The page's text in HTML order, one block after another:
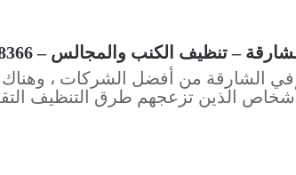
تنظيف الكنب والمجالس – 0588978366
الشارقة من أفضل الشركات ، وهناك
الذين تزعجهم طرق التنظيف